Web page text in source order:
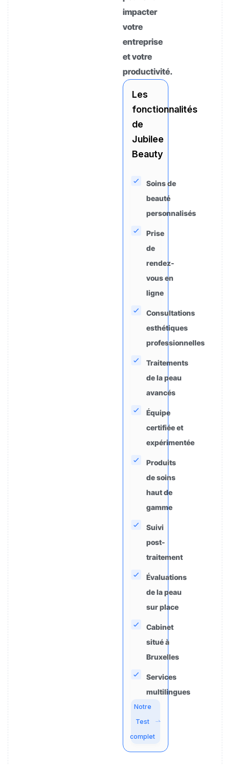
impacter
votre
entreprise
et votre
productivité.
Les
fonctionnalités
de
Jubilee
Beauty
Soins de
beauté
personnalisés
Prise
de
rendez-
vous en
ligne
Consultations
esthétiques
professionnelles
Traitements
de la peau
avancés
Équipe
certifiée et
expérimentée
Produits
de soins
haut de
gamme
Suivi
post-
traitement
Évaluations
de la peau
sur place
Cabinet
situé à
Bruxelles
Services
multilingues
Notre
Test
complet